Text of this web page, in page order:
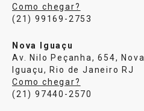
Como chegar?
(21) 99169-2753
Nova Iguaçu
Av. Nilo Peçanha, 654, Nova
Iguaçu, Rio de Janeiro RJ
Como chegar?
(21) 97440-2570